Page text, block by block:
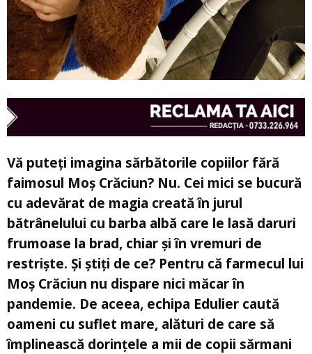
Vă puteți imagina sărbătorile copiilor fără
faimosul Moș Crăciun? Nu. Cei mici se bucură
cu adevărat de magia creată în jurul
bătrânelului cu barba albă care le lasă daruri
frumoase la brad, chiar și în vremuri de
restriște. Și știți de ce? Pentru că farmecul lui
Moș Crăciun nu dispare nici măcar în
pandemie. De aceea, echipa Edulier caută
oameni cu suflet mare, alături de care să
împlinească dorințele a mii de copii sărmani